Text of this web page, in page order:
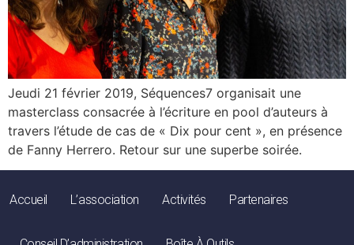
Jeudi 21 février 2019, Séquences7 organisait une
masterclass consacrée à l’écriture en pool d’auteurs à
travers l’étude de cas de « Dix pour cent », en présence
de Fanny Herrero. Retour sur une superbe soirée.
Accueil L’association Activités Partenaires